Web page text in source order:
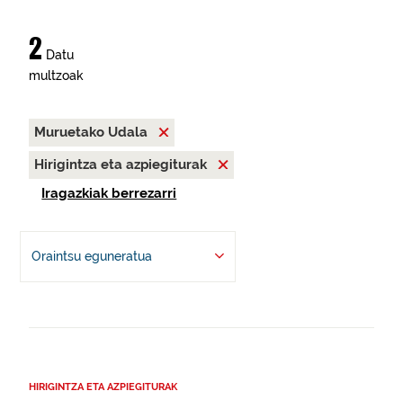
2 Datu
multzoak
Muruetako Udala
Hirigintza eta azpiegiturak
Iragazkiak berrezarri
Oraintsu eguneratua
HIRIGINTZA ETA AZPIEGITURAK